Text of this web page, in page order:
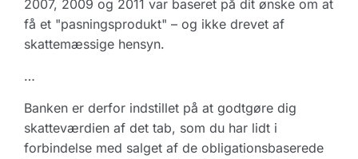
2007, 2009 og 2011 var baseret på dit ønske om at
få et "pasningsprodukt" – og ikke drevet af
skattemæssige hensyn.
…
Banken er derfor indstillet på at godtgøre dig
skatteværdien af det tab, som du har lidt i
forbindelse med salget af de obligationsbaserede